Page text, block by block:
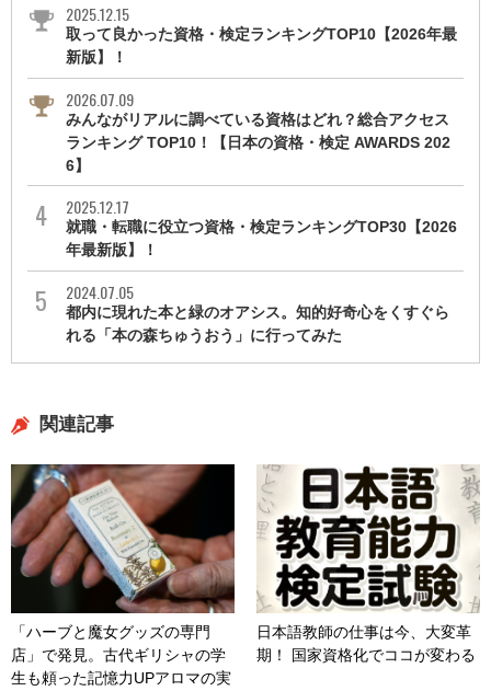
2025.12.15
取って良かった資格・検定ランキングTOP10【2026年最
新版】！
2026.07.09
みんながリアルに調べている資格はどれ？総合アクセス
ランキング TOP10！【日本の資格・検定 AWARDS 202
6】
2025.12.17
就職・転職に役立つ資格・検定ランキングTOP30【2026
年最新版】！
2024.07.05
都内に現れた本と緑のオアシス。知的好奇心をくすぐら
れる「本の森ちゅうおう」に行ってみた
関連記事
「ハーブと魔女グッズの専門
店」で発見。古代ギリシャの学
生も頼った記憶力UPアロマの実
日本語教師の仕事は今、大変革
期！ 国家資格化でココが変わる